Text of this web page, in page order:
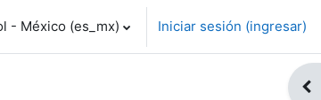
- México ‎(es_mx)‎ Iniciar sesión (ingresar)